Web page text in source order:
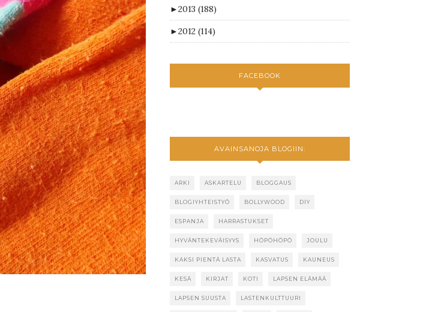
►2013 (188)
►2012 (114)
FACEBOOK
AVAINSANOJA BLOGIIN:
ARKI ASKARTELU BLOGGAUS
BLOGIYHTEISTYÖ BOLLYWOOD DIY
ESPANJA HARRASTUKSET
HYVÄNTEKEVÄISYYS HÖPÖHÖPÖ JOULU
KAKSI PIENTÄ LASTA KASVATUS KAUNEUS
KESÄ KIRJAT KOTI LAPSEN ELÄMÄÄ
LAPSEN SUUSTA LASTENKULTTUURI